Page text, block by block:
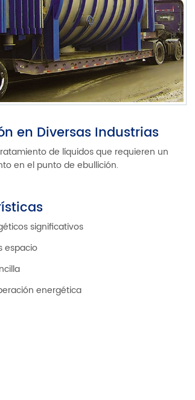
en Diversas Industrias
de líquidos que requieren un
en el punto de ebullición.
significativos
espacio
energética